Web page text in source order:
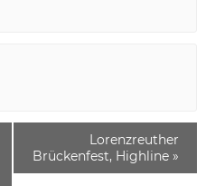
Lorenzreuther
Brückenfest, Highline »